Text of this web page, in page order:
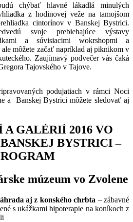
chýbať hlavné lákadlá minulých
z hodinovej veže na tamojšom
cintorínov v Banskej Bystrici.
svoje prebiehajúce výstavy
a súvisiacimi wokrshopmi a
môžete začať napríklad aj piknikom v
Zaujímavý podvečer vás čaká
Tajovského v Tajove.
podujatiach v rámci Noci
a Banskej Bystrici môžete sledovať aj
A GALÉRIÍ 2016 VO
BYSTRICI –
múzeum vo Zvolene
aj z konského chrbta – zábavné
s ukážkami hipoterapie na koníkoch z